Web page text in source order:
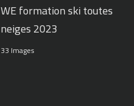
WE formation ski toutes
neiges 2023
33 Images